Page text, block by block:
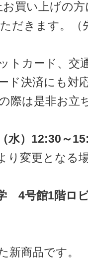
買い上げの
だきます。（
トカード、交
ド決済にも対
際は是非お立
水）12:30～
り変更となる
4号館1階ロ
新商品です。